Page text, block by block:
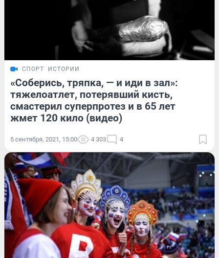
СПОРТ ИСТОРИИ
«Соберись, тряпка, — и иди в зал»:
тяжелоатлет, потерявший кисть,
смастерил суперпротез и в 65 лет
жмет 120 кило (видео)
5 сентября, 2021, 15:00 4 303 4